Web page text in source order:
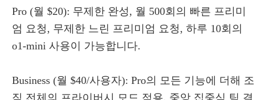
Pro (월 $20): 무제한 완성, 월 500회의 빠른 프리미
엄 요청, 무제한 느린 프리미엄 요청, 하루 10회의
o1-mini 사용이 가능합니다.
Business (월 $40/사용자): Pro의 모든 기능에 더해 조
직 전체의 프라이버시 모드 적용, 중앙 집중식 팀 결